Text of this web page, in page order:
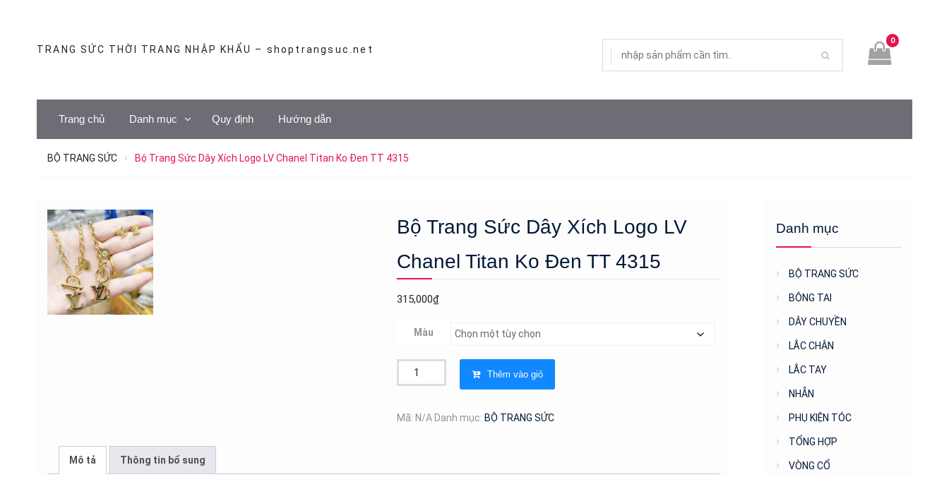
TRANG SỨC THỜI TRANG NHẬP KHẨU – shoptrangsuc.net
0
Trang chủ Danh mục Quy định Hướng dẫn
BỘ TRANG SỨC Bộ Trang Sức Dây Xích Logo LV Chanel Titan Ko Đen TT 4315
Bộ Trang Sức Dây Xích Logo LV
Chanel Titan Ko Đen TT 4315
315,000₫
Màu
Trang
Dây
Thêm vào giỏ
Mã: N/A Danh mục: BỘ TRANG SỨC
Mô tả Thông tin bổ sung
Danh mục
BỘ TRANG SỨC
BÔNG TAI
DÂY CHUYỀN
LẮC CHÂN
LẮC TAY
NHẪN
PHỤ KIỆN TÓC
TỔNG HỢP
VÒNG CỔ